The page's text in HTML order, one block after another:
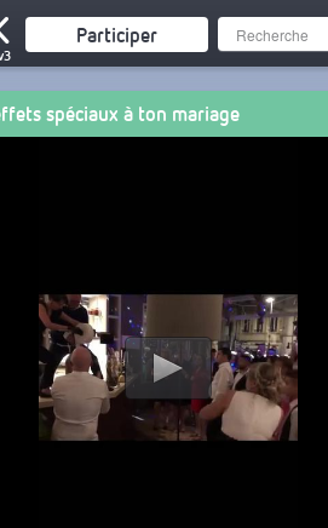
Participer
spéciaux à ton mariage